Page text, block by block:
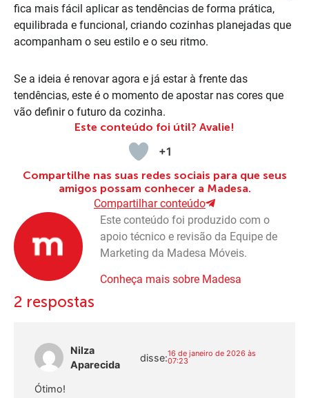
fica mais fácil aplicar as tendências de forma prática,
equilibrada e funcional, criando cozinhas planejadas que
acompanham o seu estilo e o seu ritmo.
Se a ideia é renovar agora e já estar à frente das
tendências, este é o momento de apostar nas cores que
vão definir o futuro da cozinha.
Este conteúdo foi útil? Avalie!
+1
Compartilhe nas suas redes sociais para que seus
amigos possam conhecer a Madesa.
Compartilhar conteúdo
Este conteúdo foi produzido com o
apoio técnico e revisão da Equipe de
Marketing da Madesa Móveis.
Conheça mais sobre Madesa
2 respostas
Nilza
Aparecida
disse:16 de janeiro de 2026 às
07:23
Ótimo!